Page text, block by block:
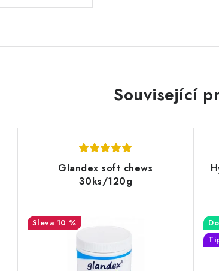
Související
Glandex soft chews
30ks/120g
10 %